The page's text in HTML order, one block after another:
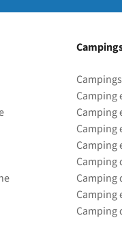
Camping
Camping
Camping
Camping
Camping
Camping
Camping
Camping